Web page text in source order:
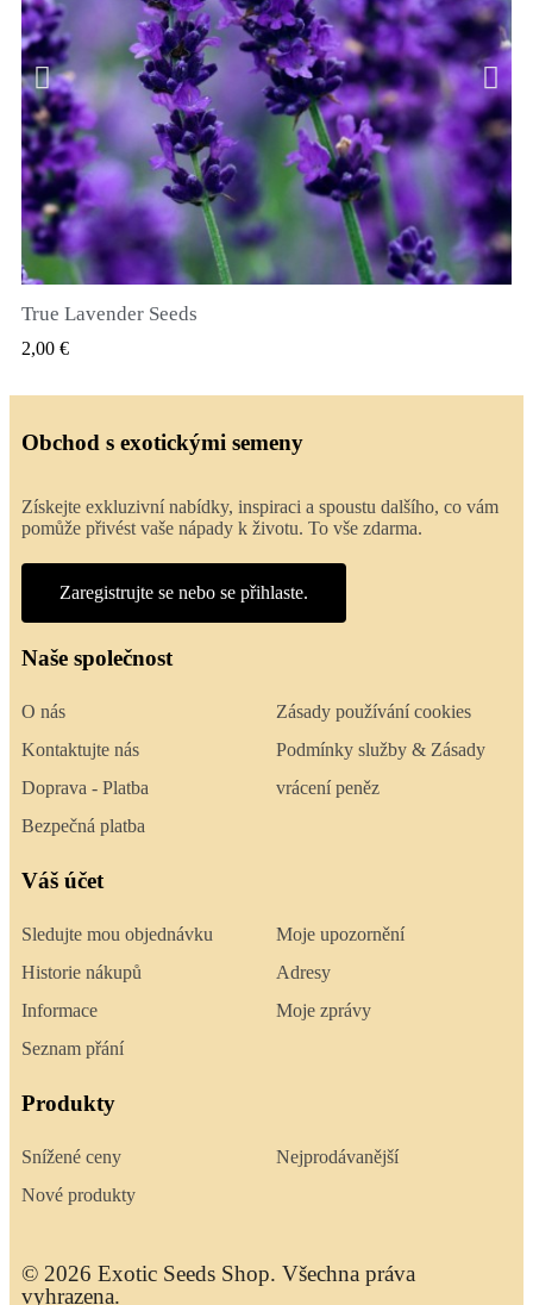
True Lavender Seeds
2,00 €
Obchod s exotickými semeny
Získejte exkluzivní nabídky, inspiraci a spoustu dalšího, co vám
pomůže přivést vaše nápady k životu. To vše zdarma.
Zaregistrujte se nebo se přihlaste.
Naše společnost
O nás
Kontaktujte nás
Doprava - Platba
Bezpečná platba
Zásady používání cookies
Podmínky služby & Zásady
vrácení peněz
Váš účet
Sledujte mou objednávku
Historie nákupů
Informace
Seznam přání
Moje upozornění
Adresy
Moje zprávy
Produkty
Snížené ceny
Nové produkty
Nejprodávanější
© 2026 Exotic Seeds Shop. Všechna práva
vyhrazena.